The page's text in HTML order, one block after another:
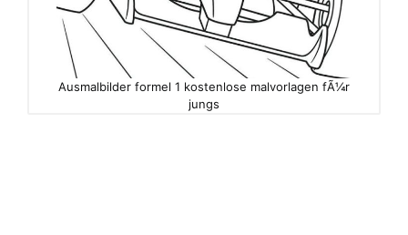
Ausmalbilder formel 1 kostenlose malvorlagen fÃ¼r
jungs